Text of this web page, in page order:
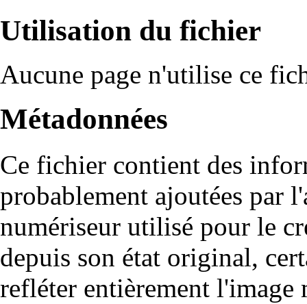
Utilisation du fichier
Aucune page n'utilise ce
Métadonnées
Ce fichier contient des
probablement ajoutées par
numériseur utilisé pour le
depuis son état original,
refléter entièrement l'image